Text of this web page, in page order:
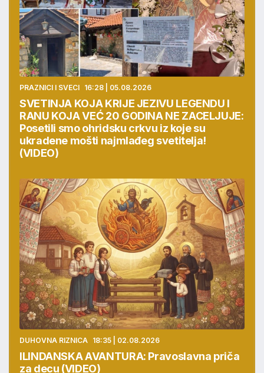
PRAZNICI I SVECI 16:28 | 05.08.2026
SVETINJA KOJA KRIJE JEZIVU LEGENDU I
RANU KOJA VEĆ 20 GODINA NE ZACELJUJE:
Posetili smo ohridsku crkvu iz koje su
ukradene mošti najmlađeg svetitelja!
(VIDEO)
DUHOVNA RIZNICA 18:35 | 02.08.2026
ILINDANSKA AVANTURA: Pravoslavna priča
za decu (VIDEO)